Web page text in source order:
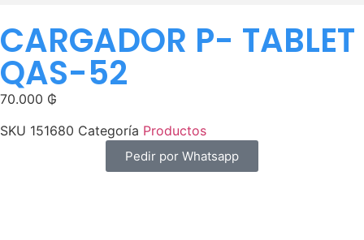
CARGADOR P- TABLET
QAS-52
70.000 ₲
SKU 151680 Categoría Productos
Pedir por Whatsapp